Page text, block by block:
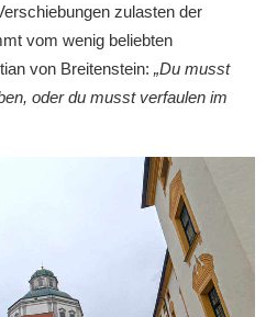
zulasten der
vom wenig beliebten
von Breitenstein: „Du musst
oder du musst verfaulen im